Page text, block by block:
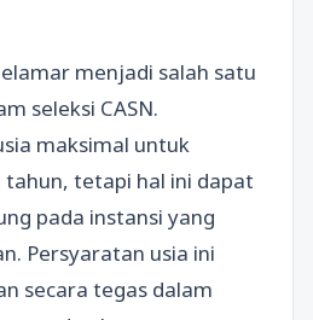
menjadi salah satu
seleksi CASN.
maksimal untuk
tetapi hal ini dapat
pada instansi yang
Persyaratan usia ini
secara tegas dalam